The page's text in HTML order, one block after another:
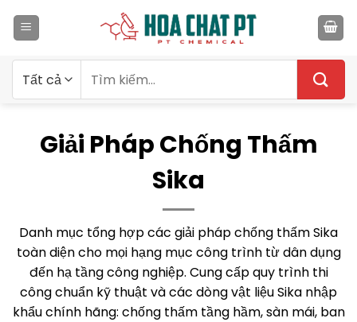
qua
kiếm:
Giải Pháp Chống Thấm
Sika
Danh mục tổng hợp các giải pháp chống thấm Sika
toàn diện cho mọi hạng mục công trình từ dân dụng
đến hạ tầng công nghiệp. Cung cấp quy trình thi
công chuẩn kỹ thuật và các dòng vật liệu Sika nhập
khẩu chính hãng: chống thấm tầng hầm, sàn mái, ban